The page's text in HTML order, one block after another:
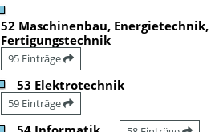
52 Maschinenbau, Energietechnik,
Fertigungstechnik
95 Einträge
53 Elektrotechnik
59 Einträge